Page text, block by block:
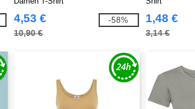
4,53 €
10,90 €
-58% 1,48 €
3,14 €